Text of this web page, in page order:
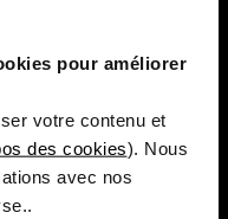
pour améliorer
votre contenu et
des cookies). Nous
avec nos